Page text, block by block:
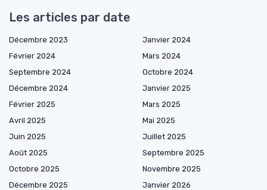
Les articles par date
Décembre 2023
Janvier 2024
Février 2024
Mars 2024
Septembre 2024
Octobre 2024
Décembre 2024
Janvier 2025
Février 2025
Mars 2025
Avril 2025
Mai 2025
Juin 2025
Juillet 2025
Août 2025
Septembre 2025
Octobre 2025
Novembre 2025
Décembre 2025
Janvier 2026